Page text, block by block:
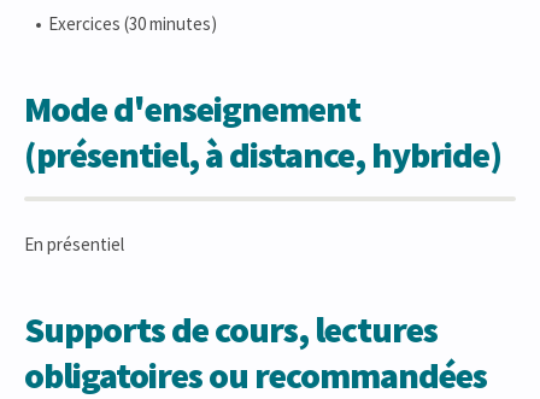
Exercices (30 minutes)
Mode d'enseignement
(présentiel, à distance, hybride)
En présentiel
Supports de cours, lectures
obligatoires ou recommandées